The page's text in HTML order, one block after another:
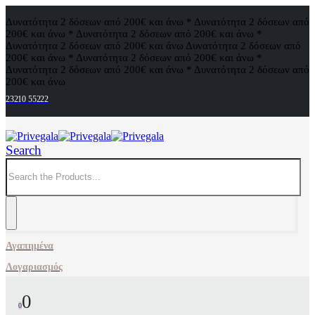
Δυνατότητα 2 δόσεων από 200€ και άνω * Δυνατότητα 2 δόσεων από
200€ και άνω * Δυνατότητα 2 δόσεων από 200€ και άνω *
Δυνατότητα 2 δόσεων από 200€ και άνω Δυνατότητα 2 δόσεων από
200€ και άνω * Δυνατότητα 2 δόσεων από 200€ και άνω *
Δυνατότητα 2 δόσεων από 200€ και άνω * Δυνατότητα 2 δόσεων από
200€ και άνω
23210 55222
Search
Αγαπημένα
Λογαριασμός
00